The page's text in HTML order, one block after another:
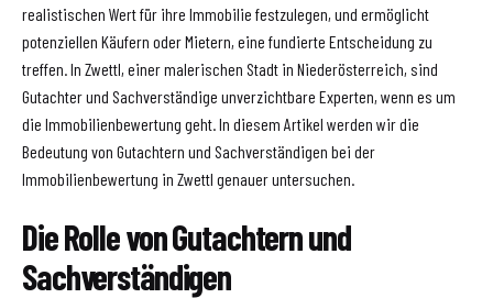
realistischen Wert für ihre Immobilie festzulegen, und ermöglicht
potenziellen Käufern oder Mietern, eine fundierte Entscheidung zu
treffen. In Zwettl, einer malerischen Stadt in Niederösterreich, sind
Gutachter und Sachverständige unverzichtbare Experten, wenn es um
die Immobilienbewertung geht. In diesem Artikel werden wir die
Bedeutung von Gutachtern und Sachverständigen bei der
Immobilienbewertung in Zwettl genauer untersuchen.
Die Rolle von Gutachtern und
Sachverständigen